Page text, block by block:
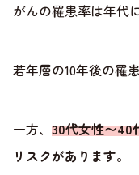
がんの罹患率は年代
若年層の10年後の罹
一方、 30代女性〜40
リスクがあります。